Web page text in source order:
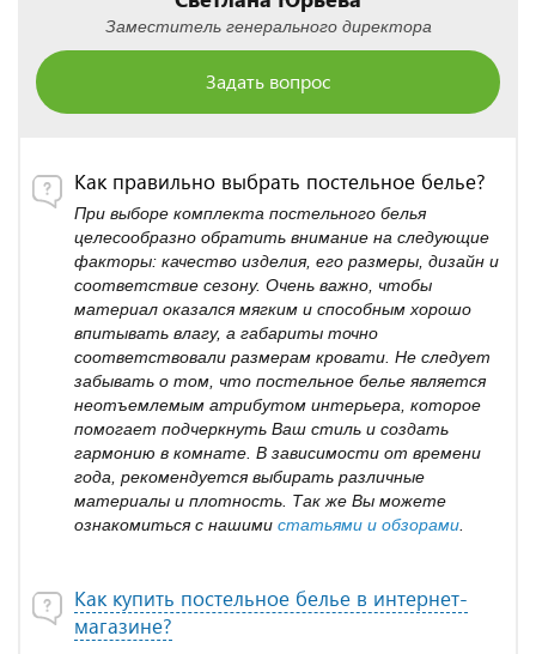
Заместитель генерального директора
Задать вопрос
Как правильно выбрать постельное белье?
При выборе комплекта постельного белья
целесообразно обратить внимание на следующие
факторы: качество изделия, его размеры, дизайн и
соответствие сезону. Очень важно, чтобы
материал оказался мягким и способным хорошо
впитывать влагу, а габариты точно
соответствовали размерам кровати. Не следует
забывать о том, что постельное белье является
неотъемлемым атрибутом интерьера, которое
помогает подчеркнуть Ваш стиль и создать
гармонию в комнате. В зависимости от времени
года, рекомендуется выбирать различные
материалы и плотность. Так же Вы можете
ознакомиться с нашими статьями и обзорами
Как купить постельное белье в интернет-
магазине?